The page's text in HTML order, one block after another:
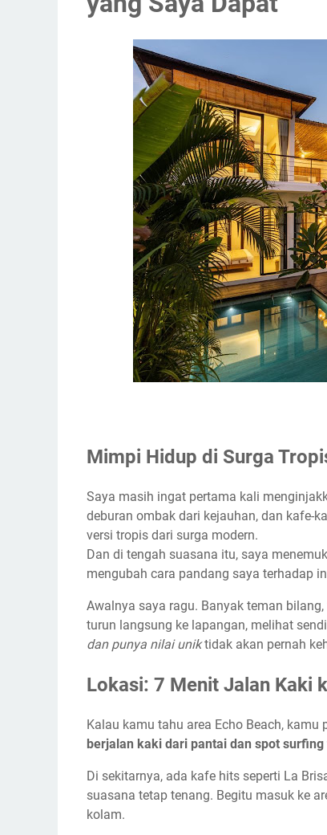
Mimpi Hidup di Surga
Saya masih ingat pertama kali
deburan ombak dari kejauhan, dan kafe-
versi tropis dari surga modern.
Dan di tengah suasana itu, saya
mengubah cara pandang saya terhadap
Awalnya saya ragu. Banyak teman
turun langsung ke lapangan, melihat
dan punya nilai uniktidak akan pernah
Lokasi: 7 Menit Jalan Kaki
Kalau kamu tahu area Echo Beach,
berjalan kaki dari pantai dan spot
Di sekitarnya, ada kafe hits seperti La
suasana tetap tenang. Begitu masuk ke
kolam.